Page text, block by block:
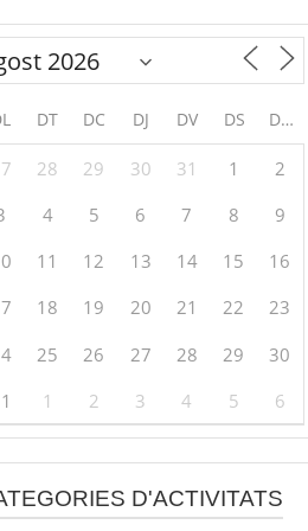
DT DC DJ DV DS DG
28 29 30 31 1
2
4 5 6 7 8
9
11 12 13 14 15
16
18 19 20 21 22
23
25 26 27 28 29
30
1 2 3 4 5 6
D'ACTIVITATS